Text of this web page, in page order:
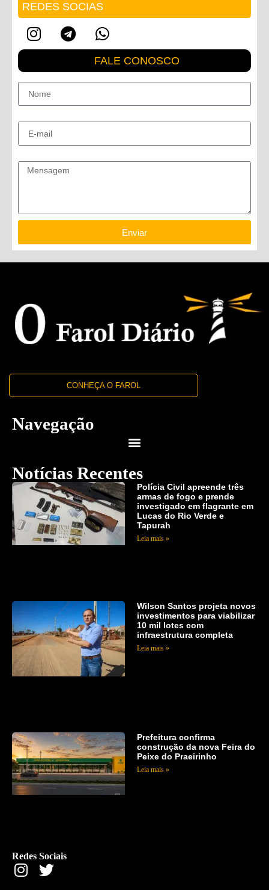
REDES SOCIAS
FALE CONOSCO
Enviar
CONHEÇA O FAROL
Navegação
Notícias Recentes
Polícia Civil apreende três
armas de fogo e prende
investigado em flagrante em
Lucas do Rio Verde e
Tapurah
Leia mais »
Wilson Santos projeta novos
investimentos para viabilizar
10 mil lotes com
infraestrutura completa
Leia mais »
Prefeitura confirma
construção da nova Feira do
Peixe do Praeirinho
Leia mais »
Redes Sociais